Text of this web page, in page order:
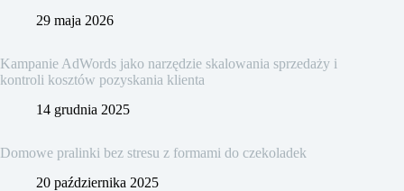
29 maja 2026
Kampanie AdWords jako narzędzie skalowania sprzedaży i
kontroli kosztów pozyskania klienta
14 grudnia 2025
Domowe pralinki bez stresu z formami do czekoladek
20 października 2025